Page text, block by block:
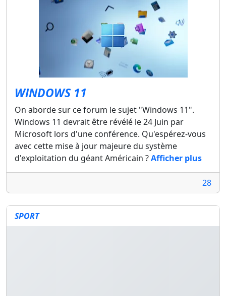
WINDOWS 11
On aborde sur ce forum le sujet "Windows 11".
Windows 11 devrait être révélé le 24 Juin par
Microsoft lors d'une conférence. Qu'espérez-vous
avec cette mise à jour majeure du système
d'exploitation du géant Américain ?Afficher plus
28
SPORT